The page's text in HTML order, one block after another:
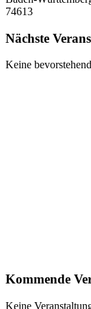
74613
Nächste
Keine
Kommende
Keine